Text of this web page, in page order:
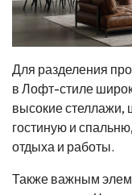
Для разделения
в Лофт-стиле
высокие стеллажи,
гостиную и
отдыха и работы.
Также важным